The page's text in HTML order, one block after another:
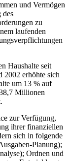
und Vermögen
des
zu
laufenden
Haushalte seit
2002 erhöhte sich
um 13 % auf
Millionen
zur Verfügung,
ihrer finanziellen
sich in folgende
Planung);
Ordnen und